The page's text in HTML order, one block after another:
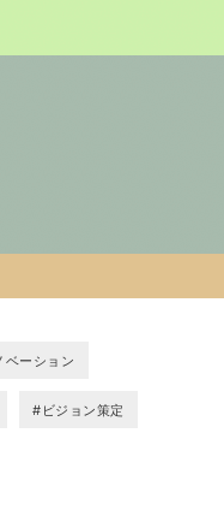
ベーション
#ビジョン策定